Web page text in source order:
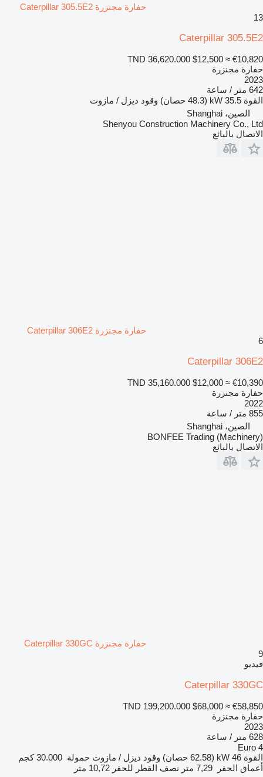
حفارة مجنزرة Caterpillar 305.5E2
13
Caterpillar 305.5E2
TND 36,620.000 $12,500 ≈ €10,820
حفارة مجنزرة
2023
642 متر / ساعة
القوة 35.5 kW (48.3 حصان) وقود ديزل / مازوت
الصين، Shanghai
Shenyou Construction Machinery Co., Ltd
الاتصال بالبائع
حفارة مجنزرة Caterpillar 306E2
6
Caterpillar 306E2
TND 35,160.000 $12,000 ≈ €10,390
حفارة مجنزرة
2022
855 متر / ساعة
الصين، Shanghai
BONFEE Trading (Machinery)
الاتصال بالبائع
حفارة مجنزرة Caterpillar 330GC
9
فيديو
Caterpillar 330GC
TND 199,200.000 $68,000 ≈ €58,850
حفارة مجنزرة
2023
628 متر / ساعة
Euro 4
القوة 46 kW (62.58 حصان) وقود ديزل / مازوت حمولة 30.000 كجم
أعماق الحفر
7,29 متر نصف القطر للحفر 10,72 متر